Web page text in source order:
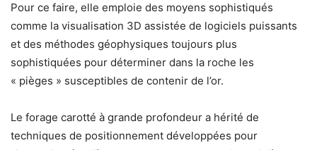
Pour ce faire, elle emploie des moyens sophistiqués
comme la visualisation 3D assistée de logiciels puissants
et des méthodes géophysiques toujours plus
sophistiquées pour déterminer dans la roche les
« pièges » susceptibles de contenir de l’or.
Le forage carotté à grande profondeur a hérité de
techniques de positionnement développées pour